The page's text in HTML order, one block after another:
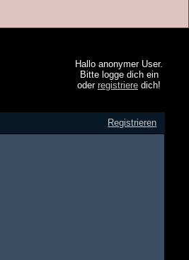
Hallo anonymer User.
Bitte logge dich ein
oder registriere dich!
Registrieren